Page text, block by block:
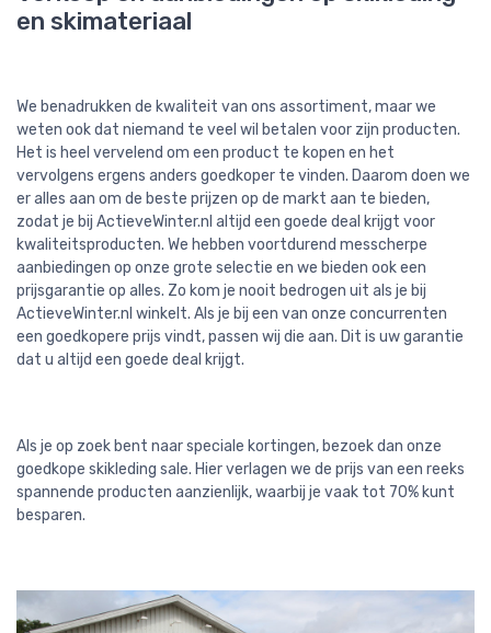
en skimateriaal
We benadrukken de kwaliteit van ons assortiment, maar we
weten ook dat niemand te veel wil betalen voor zijn producten.
Het is heel vervelend om een product te kopen en het
vervolgens ergens anders goedkoper te vinden. Daarom doen we
er alles aan om de beste prijzen op de markt aan te bieden,
zodat je bij ActieveWinter.nl altijd een goede deal krijgt voor
kwaliteitsproducten. We hebben voortdurend messcherpe
aanbiedingen op onze grote selectie en we bieden ook een
prijsgarantie op alles. Zo kom je nooit bedrogen uit als je bij
ActieveWinter.nl winkelt. Als je bij een van onze concurrenten
een goedkopere prijs vindt, passen wij die aan. Dit is uw garantie
dat u altijd een goede deal krijgt.
Als je op zoek bent naar speciale kortingen, bezoek dan onze
goedkope skikleding sale. Hier verlagen we de prijs van een reeks
spannende producten aanzienlijk, waarbij je vaak tot 70% kunt
besparen.